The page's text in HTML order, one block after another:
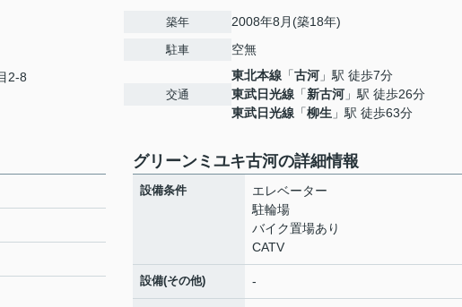
2-8
築年 2008年8月(築18年)
駐車 空無
交通
東北本線 「古河 」駅 徒歩7分
東武日光線 「新古河 」駅 徒歩26分
東武日光線 「柳生 」駅 徒歩63分
グリーンミユキ古河の詳細情報
設備条件
エレベーター
駐輪場
バイク置場あり
CATV
設備(その他) -